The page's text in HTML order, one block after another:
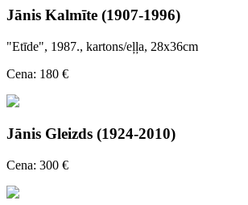
Jānis Kalmīte (1907-1996)
"Etīde", 1987., kartons/eļļa, 28x36cm
Cena: 180 €
Jānis Gleizds (1924-2010)
Cena: 300 €